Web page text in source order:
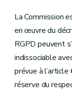
La Commission
en œuvre du
RGPD peuvent
indissociable
prévue à
réserve du